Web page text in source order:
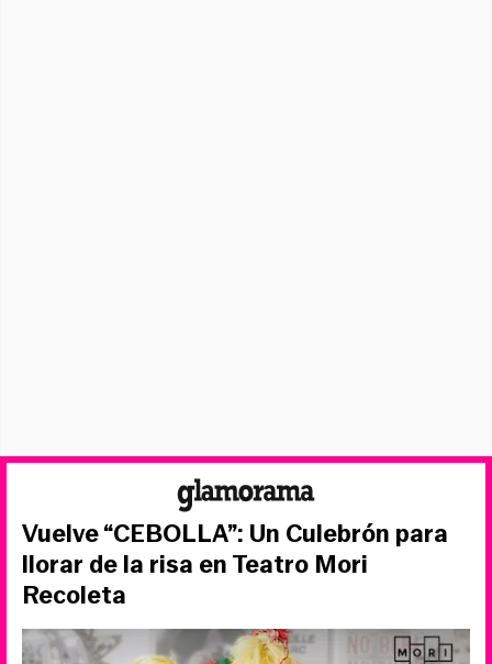
Vuelve “CEBOLLA”: Un Culebrón para
llorar de la risa en Teatro Mori
Recoleta